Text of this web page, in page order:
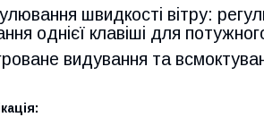
швидкості вітру:
однієї клавіші для
видування та